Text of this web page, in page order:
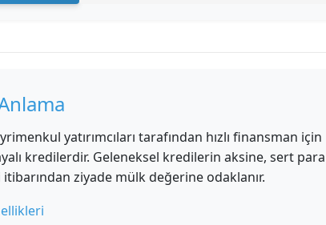
yatırımcıları tarafından hızlı finansman için
kredilerdir. Geleneksel kredilerin aksine, sert para
ziyade mülk değerine odaklanır.